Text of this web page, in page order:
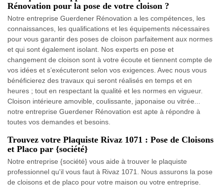
Rénovation pour la pose de votre cloison ?
Notre entreprise Guerdener Rénovation a les compétences, les
connaissances, les qualifications et les équipements nécessaires
pour vous garantir des poses de cloison parfaitement aux normes
et qui sont également isolant. Nos experts en pose et
changement de cloison sont à votre écoute et tiennent compte de
vos idées et s’exécuteront selon vos exigences. Avec nous vous
bénéficierez des travaux qui seront réalisés en temps et en
heures ; tout en respectant la qualité et les normes en vigueur.
Cloison intérieure amovible, coulissante, japonaise ou vitrée...
notre entreprise Guerdener Rénovation est apte à répondre à
toutes vos demandes et besoins.
Trouvez votre Plaquiste Rivaz 1071 : Pose de Cloisons
et Placo par {société}
Notre entreprise {société} vous aide à trouver le plaquiste
professionnel qu'il vous faut à Rivaz 1071. Nous assurons la pose
de cloisons et de placo pour votre maison ou votre entreprise.